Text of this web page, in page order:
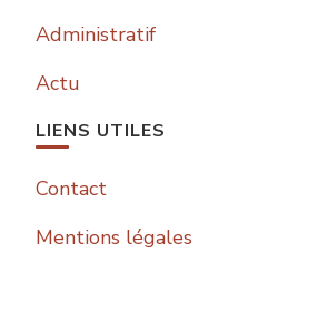
Administratif
Actu
LIENS UTILES
Contact
Mentions légales